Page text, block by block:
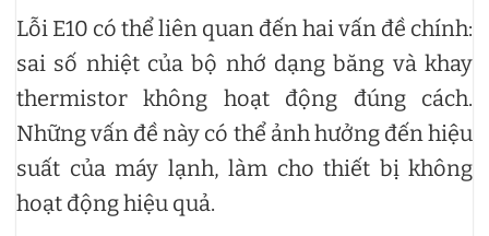
Lỗi E10 có thể liên quan đến hai vấn đề chính:
sai số nhiệt của bộ nhớ dạng băng và khay
thermistor không hoạt động đúng cách.
Những vấn đề này có thể ảnh hưởng đến hiệu
suất của máy lạnh, làm cho thiết bị không
hoạt động hiệu quả.